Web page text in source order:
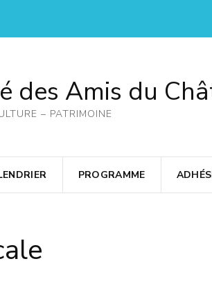
des Amis du
– PATRIMOINE
PROGRAMME